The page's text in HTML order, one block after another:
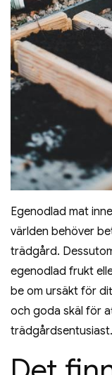
Egenodlad mat
världen behöver
trädgård.
egenodlad frukt
be om ursäkt för
och goda skäl för
trädgårdsentusiast.